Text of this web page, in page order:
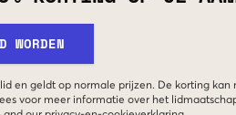
WORDEN
en geldt op normale prijzen. De korting kan
voor meer informatie over het